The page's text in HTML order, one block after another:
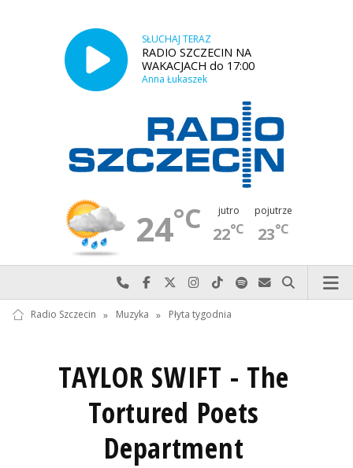
SŁUCHAJ TERAZ
RADIO SZCZECIN NA
WAKACJACH do 17:00
Anna Łukaszek
24°C jutro
22°C
pojutrze
23°C
Najlepiej po prostu do nas zadzwoń
Odwiedź nas na Facebook-u
Odwiedź nas na X
Odwiedź nas na Instagram-ie
Odwiedź nas na TikTok-u
Szukaj nas na Spotify
Wyślij do nas
Szukaj
Radio Szczecin » Muzyka » Płyta tygodnia
TAYLOR SWIFT - The
Tortured Poets
Department